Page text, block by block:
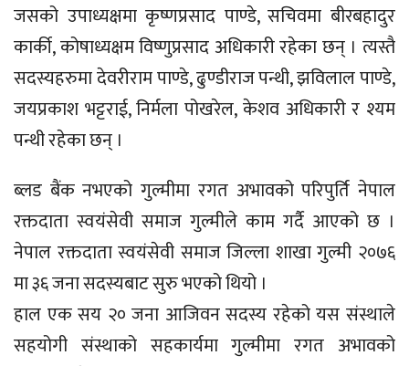
जसको उपाध्यक्षमा कृष्णप्रसाद पाण्डे, सचिवमा बीरबहादुर
कार्की, कोषाध्यक्षम विष्णुप्रसाद अधिकारी रहेका छन् । त्यस्तै
सदस्यहरुमा देवरीराम पाण्डे, ढुण्डीराज पन्थी, झविलाल पाण्डे,
जयप्रकाश भट्टराई, निर्मला पोखरेल, केशव अधिकारी र श्यम
पन्थी रहेका छन् ।
ब्लड बैंक नभएको गुल्मीमा रगत अभावको परिपुर्ति नेपाल
रक्तदाता स्वयंसेवी समाज गुल्मीले काम गर्दै आएको छ ।
नेपाल रक्तदाता स्वयंसेवी समाज जिल्ला शाखा गुल्मी २०७६
मा ३६ जना सदस्यबाट सुरु भएको थियो ।
हाल एक सय २० जना आजिवन सदस्य रहेको यस संस्थाले
सहयोगी संस्थाको सहकार्यमा गुल्मीमा रगत अभावको